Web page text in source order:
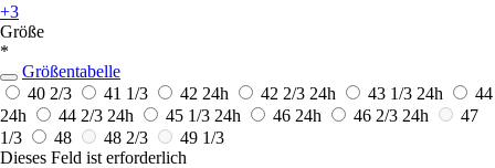
+3
Größe
*
Größentabelle
40 2/3
41 1/3 42 24h 42 2/3 24h 43 1/3 24h
44
24h
44 2/3 24h 45 1/3 24h 46 24h 46 2/3 24h
47
1/3
48 48 2/3
49 1/3
Dieses Feld ist erforderlich